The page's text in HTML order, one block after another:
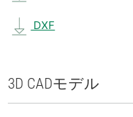
DXF
3D CADモデル